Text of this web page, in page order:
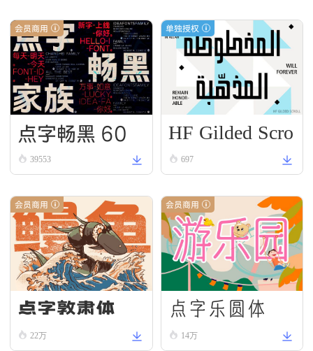
会员商用
点字畅黑 60
39553
单独授权
HF Gilded Scro
ll 697
会员商用
点字敦肃体
22万
会员商用
点字乐圆体
14万